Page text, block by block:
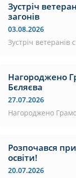
Зустріч
загонів
03.08.2026
Зустріч ветеранів
Нагороджено
Бєляєва
27.07.2026
Нагороджено
Розпочався
освіти!
20.07.2026